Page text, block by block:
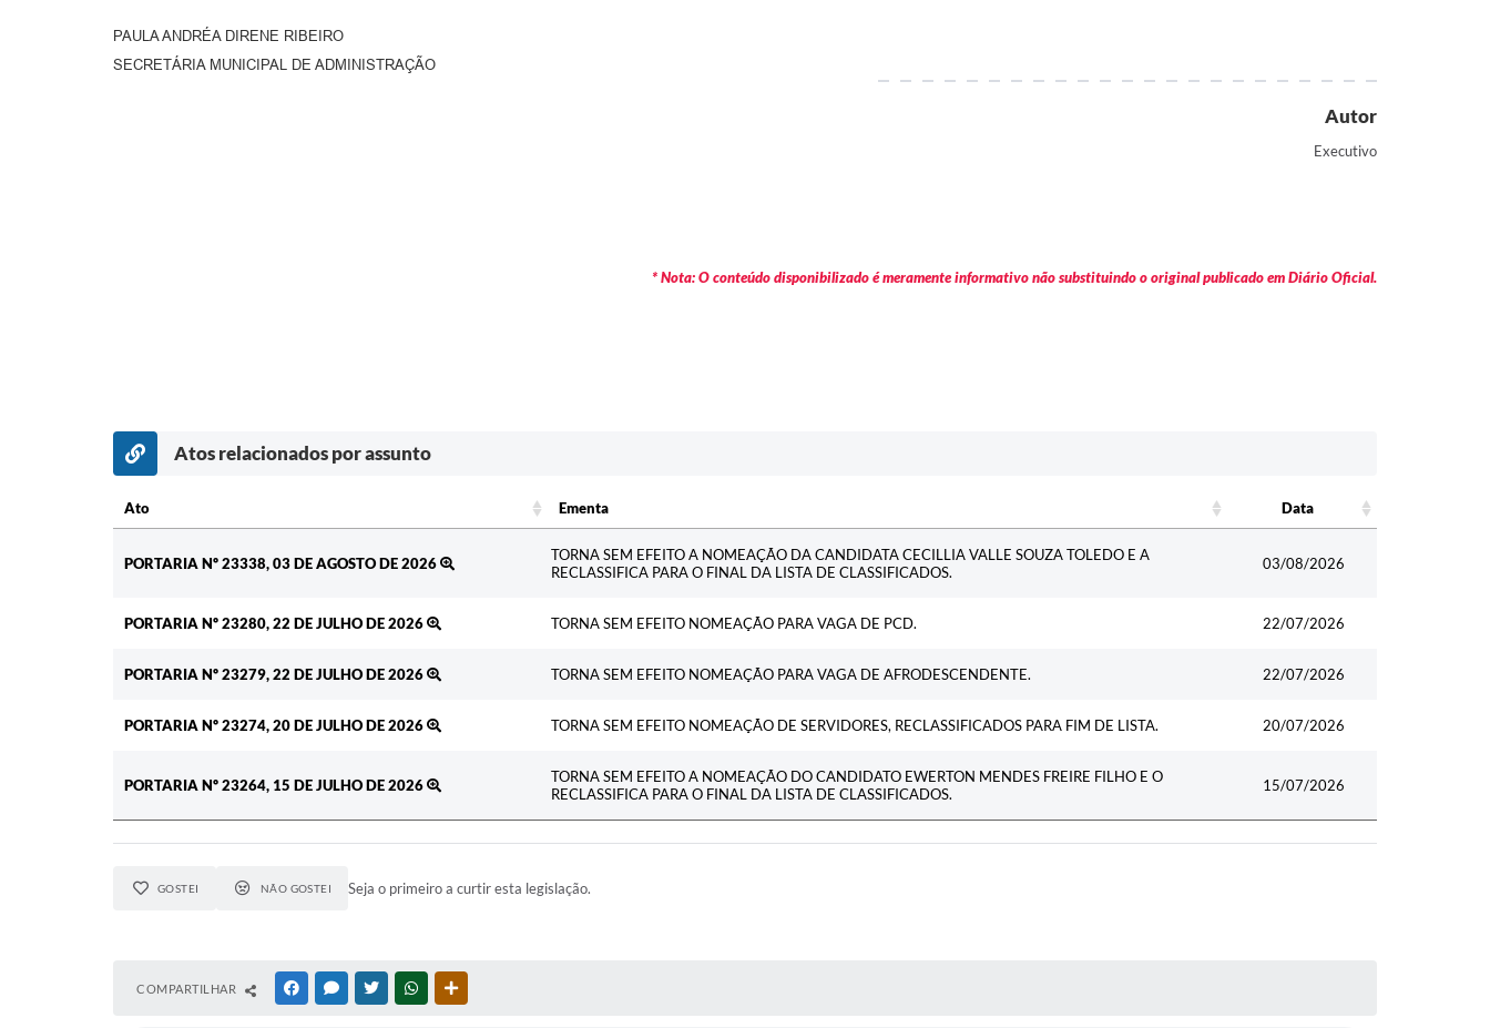
PAULA ANDRÉA DIRENE RIBEIRO
SECRETÁRIA MUNICIPAL DE ADMINISTRAÇÃO
Autor
Executivo
* Nota: O conteúdo disponibilizado é meramente informativo não substituindo o original publicado em Diário Oficial.
Atos relacionados por assunto
Ato Ementa
Data
PORTARIA Nº 23338, 03 DE AGOSTO DE 2026
TORNA SEM EFEITO A NOMEAÇÃO DA CANDIDATA CECILLIA VALLE SOUZA TOLEDO E A
RECLASSIFICA PARA O FINAL DA LISTA DE CLASSIFICADOS.
03/08/2026
PORTARIA Nº 23280, 22 DE JULHO DE 2026 TORNA SEM EFEITO NOMEAÇÃO PARA VAGA DE PCD. 22/07/2026
PORTARIA Nº 23279, 22 DE JULHO DE 2026 TORNA SEM EFEITO NOMEAÇÃO PARA VAGA DE AFRODESCENDENTE. 22/07/2026
PORTARIA Nº 23274, 20 DE JULHO DE 2026 TORNA SEM EFEITO NOMEAÇÃO DE SERVIDORES, RECLASSIFICADOS PARA FIM DE LISTA. 20/07/2026
PORTARIA Nº 23264, 15 DE JULHO DE 2026
TORNA SEM EFEITO A NOMEAÇÃO DO CANDIDATO EWERTON MENDES FREIRE FILHO E O
RECLASSIFICA PARA O FINAL DA LISTA DE CLASSIFICADOS.
15/07/2026
GOSTEI NÃO GOSTEI Seja o primeiro a curtir esta legislação.
COMPARTILHAR FACEBOOKMESSENGER
TWITTERWHATSAPP